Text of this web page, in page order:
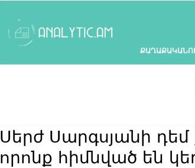
Սերժ Սարգսյանի
որոնք հիմնված են